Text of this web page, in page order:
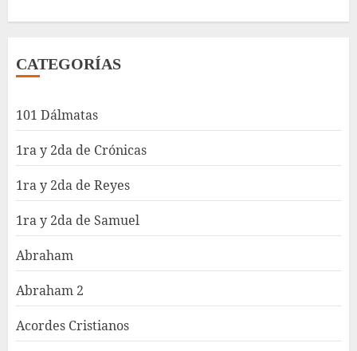
CATEGORÍAS
101 Dálmatas
1ra y 2da de Crónicas
1ra y 2da de Reyes
1ra y 2da de Samuel
Abraham
Abraham 2
Acordes Cristianos